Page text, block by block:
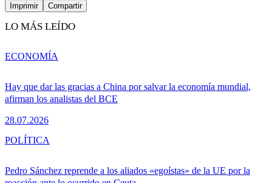
Imprimir Compartir
LO MÁS LEÍDO
Hay que dar las gracias a China por salvar la economía mundial,
afirman los analistas del BCE
28.07.2026
ECONOMÍA
Pedro Sánchez reprende a los aliados «egoístas» de la UE por la
POLÍTICA